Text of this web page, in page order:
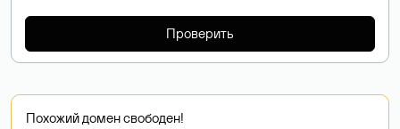
Проверить
Похожий домен свободен!